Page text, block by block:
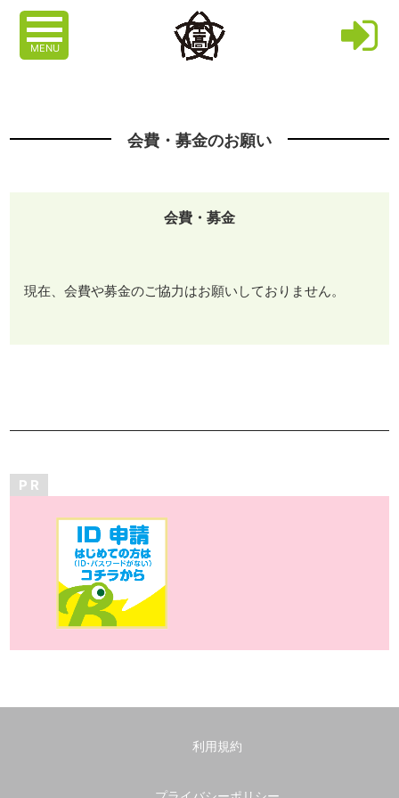
MENU
会費・募金のお願い
会費・募金
現在、会費や募金のご協力はお願いしておりません。
P R
利用規約